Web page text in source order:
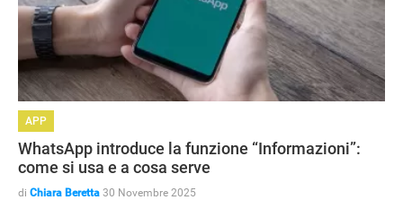
GUIDE ALL'ACQUISTO
APP
WhatsApp introduce la funzione “Informazioni”:
come si usa e a cosa serve
di Chiara Beretta 30 Novembre 2025